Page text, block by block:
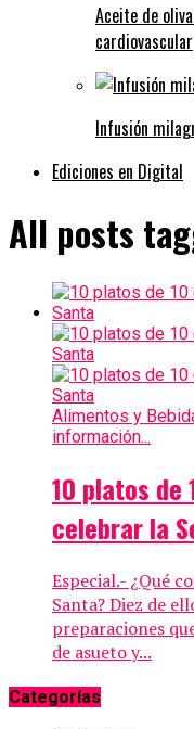
Aceite de
cardiovascular
Infusión
Ediciones en Digital
All posts
Alimentos y
información...
10 platos de
celebrar la
Especial.- ¿Qué
Santa? Diez de
preparaciones
de asueto y...
Categorías